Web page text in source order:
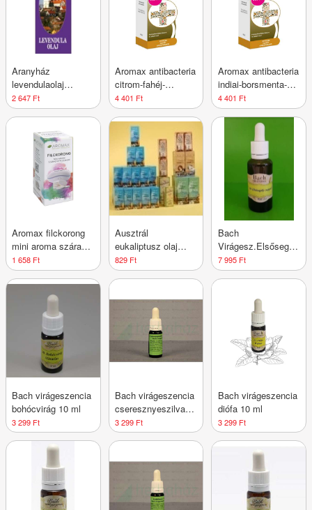
Aranyház
levendulaolaj
kompozíció 12 ml
2 647 Ft
Aromax antibacteria
citrom-fahéj-
szegfűszeg spray
XXL 40 ml
4 401 Ft
Aromax antibacteria
indiai-borsmenta-
szegfűszeg spray
XXL 40 ml
4 401 Ft
Aromax filckorong
mini aroma száraz
diffúzorhoz 10 db
1 658 Ft
Ausztrál
eukaliptusz olaj
/naturol/ 10 ml
829 Ft
Bach
Virágesz.Elsősegély
Cseppek 30 Ml 30
ml
7 995 Ft
Bach virágeszencia
bohócvirág 10 ml
3 299 Ft
Bach virágeszencia
cseresznyeszilva
10 ml
3 299 Ft
Bach virágeszencia
diófa 10 ml
3 299 Ft